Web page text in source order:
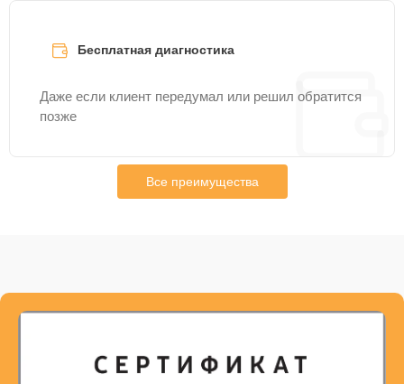
Бесплатная диагностика
Даже если клиент передумал или решил обратится
позже
Все преимущества